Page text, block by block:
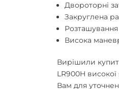
Двороторні
Закруглена
Висока
Вирішили
LR900H
Вам для